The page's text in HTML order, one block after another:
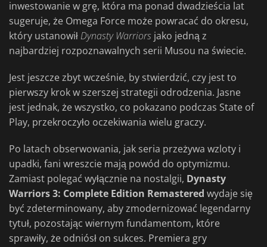
inwestowanie w grę, która ma ponad dwadzieścia lat
sugeruje, że Omega Force może powracać do okresu,
który ustanowiłDynasty Warriors jako jedną z
najbardziej rozpoznawalnych serii Musou na świecie.
Jest jeszcze zbyt wcześnie, by stwierdzić, czy jest to
pierwszy krok w szerszej strategii odrodzenia. Jasne
jest jednak, że wszystko, co pokazano podczas State of
Play, przekroczyło oczekiwania wielu graczy.
Po latach obserwowania, jak seria przeżywa wzloty i
upadki, fani wreszcie mają powód do optymizmu.
Zamiast polegać wyłącznie na nostalgii, Dynasty
Warriors 3: Complete Edition Remastered wydaje się
być zdeterminowany, aby zmodernizować legendarny
tytuł, pozostając wiernym fundamentom, które
sprawiły, że odniósł on sukces. Premiera gry